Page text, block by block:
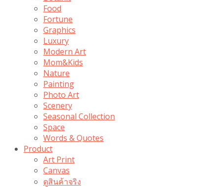
Food
Fortune
Graphics
Luxury
Modern Art
Mom&Kids
Nature
Painting
Photo Art
Scenery
Seasonal Collection
Space
Words & Quotes
Product
Art Print
Canvas
ดูสินค้าจริง